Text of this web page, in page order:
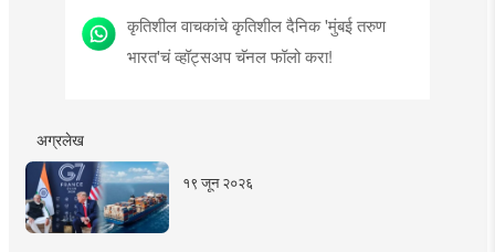
कृतिशील वाचकांचे कृतिशील दैनिक 'मुंबई तरुण
भारत'चं व्हॉट्सअप चॅनल फॉलो करा!
अग्रलेख
१९ जून २०२६